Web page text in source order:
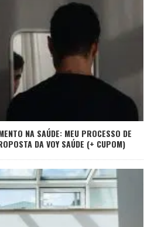
NA SAÚDE: MEU PROCESSO DE
DA VOY SAÚDE (+ CUPOM)